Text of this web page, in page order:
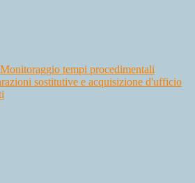
Monitoraggio tempi procedimentali
sostitutive e acquisizione d'ufficio